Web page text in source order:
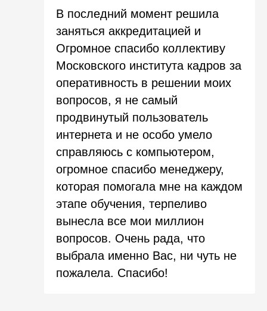
В последний момент решила
заняться аккредитацией и
Огромное спасибо коллективу
Московского института кадров за
оперативность в решении моих
вопросов, я не самый
продвинутый пользователь
интернета и не особо умело
справляюсь с компьютером,
огромное спасибо менеджеру,
которая помогала мне на каждом
этапе обучения, терпеливо
вынесла все мои миллион
вопросов. Очень рада, что
выбрала именно Вас, ни чуть не
пожалела. Спасибо!